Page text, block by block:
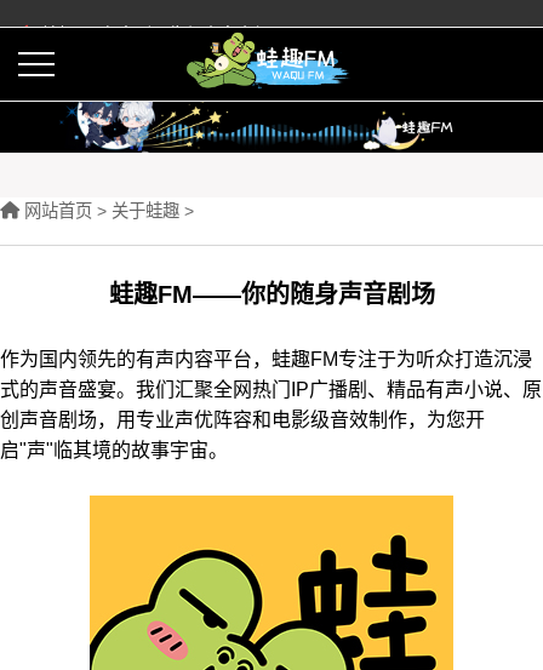
蛙趣FM有声剧预告与内容介绍
网站首页 > 关于蛙趣 >
蛙趣FM——你的随身声音剧场
作为国内领先的有声内容平台，蛙趣FM专注于为听众打造沉浸
式的声音盛宴。我们汇聚全网热门IP广播剧、精品有声小说、原
创声音剧场，用专业声优阵容和电影级音效制作，为您开
启"声"临其境的故事宇宙。